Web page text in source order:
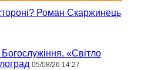
Роман Скаржинець
«Світло
05/08/26 14:27